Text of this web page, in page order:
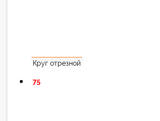
Круг отрезной
75